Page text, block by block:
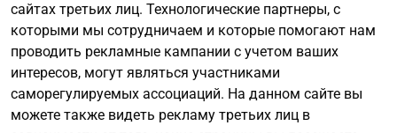
сайтах третьих лиц. Технологические партнеры, с
которыми мы сотрудничаем и которые помогают нам
проводить рекламные кампании с учетом ваших
интересов, могут являться участниками
саморегулируемых ассоциаций. На данном сайте вы
можете также видеть рекламу третьих лиц в